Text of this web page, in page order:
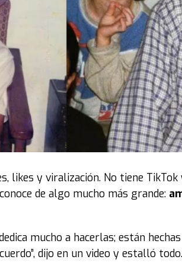
likes y viralización. No tiene
de algo mucho más grande:
mucho a hacerlas; están
dijo en un video y estalló todo.